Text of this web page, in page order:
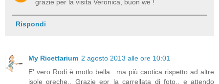
grazie per la visita Veronica, buon we !
Rispondi
My Ricettarium 2 agosto 2013 alle ore 10:01
E' vero Rodi è motlo bella.. ma più caotica rispetto ad altre
isole greche.. Grazie epr la carrellata di foto.. e attendo